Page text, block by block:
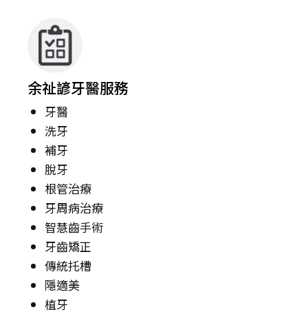
余祉諺牙醫服務
牙醫
洗牙
補牙
脫牙
根管治療
牙周病治療
智慧齒手術
牙齒矯正
傳統托槽
隱適美
植牙